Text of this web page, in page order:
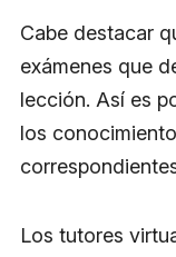
Cabe destacar
exámenes que
lección. Así es
los
Los tutores